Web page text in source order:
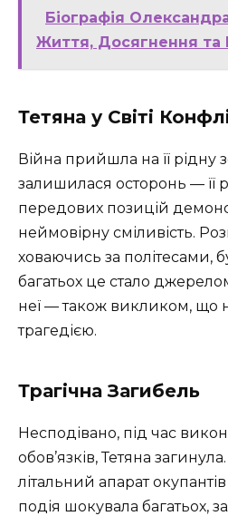
Біографія
Життя, Досягнення та
Тетяна у Світі
Війна прийшла на її рідну
залишилася осторонь — її
передових позицій
неймовірну сміливість.
ховаючись за політесами,
багатьох це стало
неї — також викликом, що
трагедією.
Трагічна Загибель
Несподівано, під час
обов’язків, Тетяна
літальний апарат окупантів
подія шокувала багатьох,